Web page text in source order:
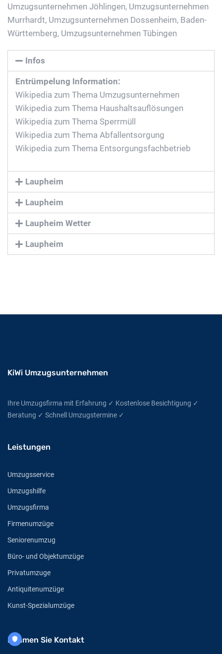
Umzugsunternehmen Jöhlingen, Umzugsunternehmen
Murrhardt, Umzugsunternehmen Dossenheim, Baden-
Württemberg, Umzugsunternehmen Tübingen
Infos
Entrümpelung Information:
Wikipedia zum Thema Umzugsunternehmen
Wikipedia zum Thema Haushaltsauflösungen
Wikipedia zum Thema Sperrmüll
Wikipedia zum Thema Abfallentsorgung
Wikipedia zum Thema Entsorgungsfachbetrieb
Laupheim
Laupheim
Laupheim Wetter
Laupheim
KiWi Umzugsunternehmen
Ihre Umzugsfirma mit Erfahrung ✓ Kostenlose Besichtigung ✓
Beratung ✓ Schnell Umzugstermine ✓
Leistungen
Umzugsservice
Umzugshilfe
Umzugsfirma
Firmenumzüge
Seniorenumzug
Büro- und Objektumzüge
Privatumzuge
Antiquitenumzüge
Kunst-Spezialumzüge
Nehmen Sie Kontakt